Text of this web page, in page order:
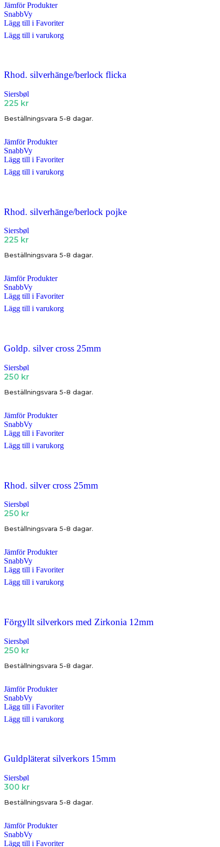
Jämför Produkter
SnabbVy
Lägg till i Favoriter
Lägg till i varukorg
Rhod. silverhänge/berlock flicka
Siersbøl
225 kr
Beställningsvara 5-8 dagar.
Jämför Produkter
SnabbVy
Lägg till i Favoriter
Lägg till i varukorg
Rhod. silverhänge/berlock pojke
Siersbøl
225 kr
Beställningsvara 5-8 dagar.
Jämför Produkter
SnabbVy
Lägg till i Favoriter
Lägg till i varukorg
Goldp. silver cross 25mm
Siersbøl
250 kr
Beställningsvara 5-8 dagar.
Jämför Produkter
SnabbVy
Lägg till i Favoriter
Lägg till i varukorg
Rhod. silver cross 25mm
Siersbøl
250 kr
Beställningsvara 5-8 dagar.
Jämför Produkter
SnabbVy
Lägg till i Favoriter
Lägg till i varukorg
Förgyllt silverkors med Zirkonia 12mm
Siersbøl
250 kr
Beställningsvara 5-8 dagar.
Jämför Produkter
SnabbVy
Lägg till i Favoriter
Lägg till i varukorg
Guldpläterat silverkors 15mm
Siersbøl
300 kr
Beställningsvara 5-8 dagar.
Jämför Produkter
SnabbVy
Lägg till i Favoriter